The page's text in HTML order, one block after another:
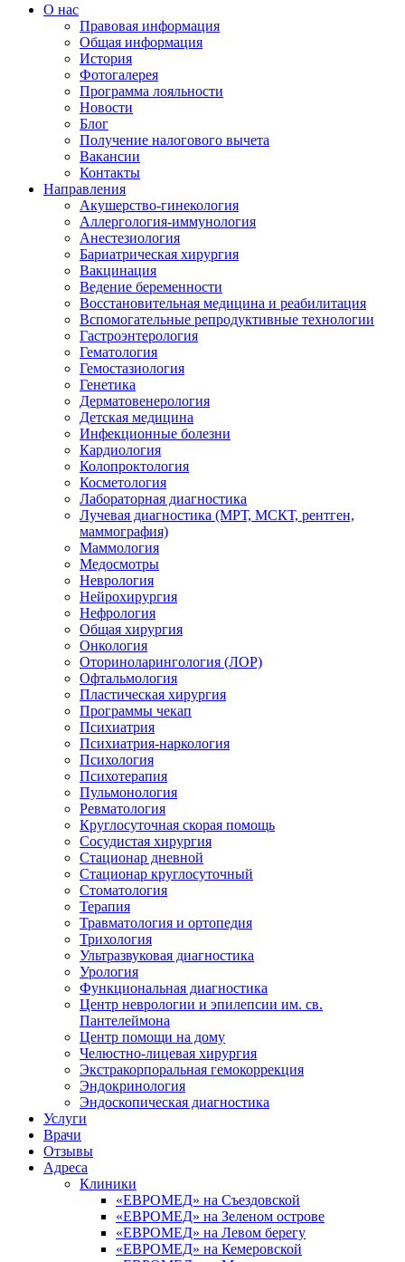
О нас
Правовая информация
Общая информация
История
Фотогалерея
Программа лояльности
Новости
Блог
Получение налогового вычета
Вакансии
Контакты
Направления
Акушерство-гинекология
Аллергология-иммунология
Анестезиология
Бариатрическая хирургия
Вакцинация
Ведение беременности
Восстановительная медицина и реабилитация
Вспомогательные репродуктивные технологии
Гастроэнтерология
Гематология
Гемостазиология
Генетика
Дерматовенерология
Детская медицина
Инфекционные болезни
Кардиология
Колопроктология
Косметология
Лабораторная диагностика
Лучевая диагностика (МРТ, МСКТ, рентген,
маммография)
Маммология
Медосмотры
Неврология
Нейрохирургия
Нефрология
Общая хирургия
Онкология
Оториноларингология (ЛОР)
Офтальмология
Пластическая хирургия
Программы чекап
Психиатрия
Психиатрия-наркология
Психология
Психотерапия
Пульмонология
Ревматология
Круглосуточная скорая помощь
Сосудистая хирургия
Стационар дневной
Стационар круглосуточный
Стоматология
Терапия
Травматология и ортопедия
Трихология
Ультразвуковая диагностика
Урология
Функциональная диагностика
Центр неврологии и эпилепсии им. св.
Пантелеймона
Центр помощи на дому
Челюстно-лицевая хирургия
Экстракорпоральная гемокоррекция
Эндокринология
Эндоскопическая диагностика
Услуги
Врачи
Отзывы
Адреса
Клиники
«ЕВРОМЕД» на Съездовской
«ЕВРОМЕД» на Зеленом острове
«ЕВРОМЕД» на Левом берегу
«ЕВРОМЕД» на Кемеровской